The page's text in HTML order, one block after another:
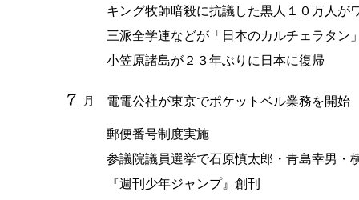
キング牧師暗殺に抗議した黒人１０万人が
三派全学連などが「日本のカルチェラタン
小笠原諸島が２３年ぶりに日本に復帰
電電公社が東京でポケットベル業務を開始
郵便番号制度実施
参議院議員選挙で石原慎太郎・青島幸男・
『週刊少年ジャンプ』創刊